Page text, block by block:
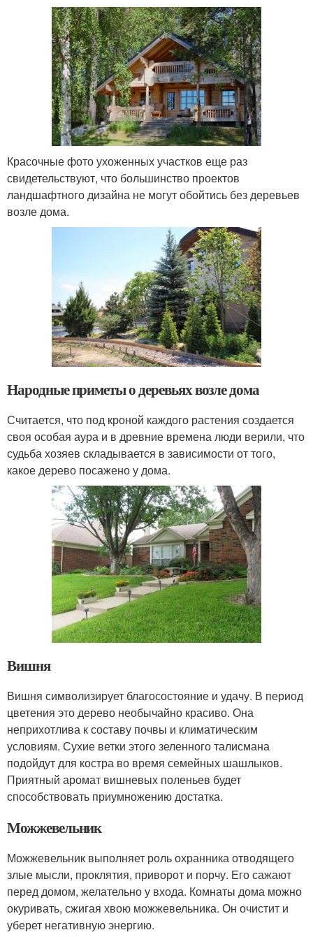
Красочные фото ухоженных участков еще раз
свидетельствуют, что большинство проектов
ландшафтного дизайна не могут обойтись без деревьев
возле дома.
Народные приметы о деревьях возле дома
Считается, что под кроной каждого растения создается
своя особая аура и в древние времена люди верили, что
судьба хозяев складывается в зависимости от того,
какое дерево посажено у дома.
Вишня
Вишня символизирует благосостояние и удачу. В период
цветения это дерево необычайно красиво. Она
неприхотлива к составу почвы и климатическим
условиям. Сухие ветки этого зеленного талисмана
подойдут для костра во время семейных шашлыков.
Приятный аромат вишневых поленьев будет
способствовать приумножению достатка.
Можжевельник
Можжевельник выполняет роль охранника отводящего
злые мысли, проклятия, приворот и порчу. Его сажают
перед домом, желательно у входа. Комнаты дома можно
окуривать, сжигая хвою можжевельника. Он очистит и
уберет негативную энергию.